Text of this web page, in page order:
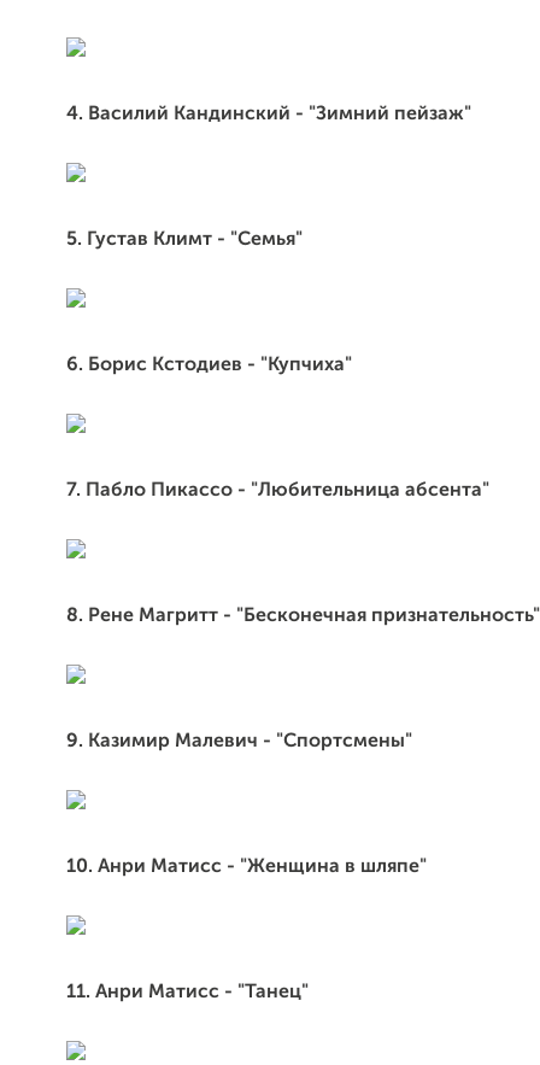
4. Василий Кандинский - "Зимний пейзаж"
5. Густав Климт - "Семья"
6. Борис Кстодиев - "Купчиха"
7. Пабло Пикассо - "Любительница абсента"
8. Рене Магритт - "Бесконечная признательность"
9. Казимир Малевич - "Спортсмены"
10. Анри Матисс - "Женщина в шляпе"
11. Анри Матисс - "Танец"